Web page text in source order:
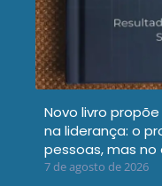
Novo livro
na liderança: o
pessoas, mas
7 de agosto de 2026